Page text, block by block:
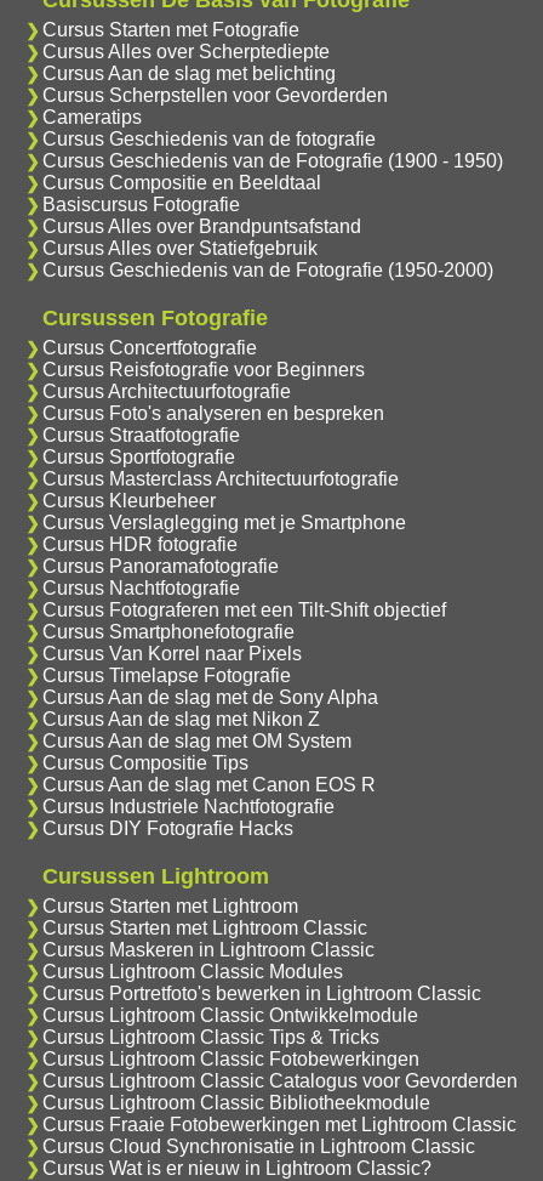
Cursus Starten met Fotografie
Cursus Alles over Scherptediepte
Cursus Aan de slag met belichting
Cursus Scherpstellen voor Gevorderden
Cameratips
Cursus Geschiedenis van de fotografie
Cursus Geschiedenis van de Fotografie (1900 - 1950)
Cursus Compositie en Beeldtaal
Basiscursus Fotografie
Cursus Alles over Brandpuntsafstand
Cursus Alles over Statiefgebruik
Cursus Geschiedenis van de Fotografie (1950-2000)
Cursussen Fotografie
Cursus Concertfotografie
Cursus Reisfotografie voor Beginners
Cursus Architectuurfotografie
Cursus Foto's analyseren en bespreken
Cursus Straatfotografie
Cursus Sportfotografie
Cursus Masterclass Architectuurfotografie
Cursus Kleurbeheer
Cursus Verslaglegging met je Smartphone
Cursus HDR fotografie
Cursus Panoramafotografie
Cursus Nachtfotografie
Cursus Fotograferen met een Tilt-Shift objectief
Cursus Smartphonefotografie
Cursus Van Korrel naar Pixels
Cursus Timelapse Fotografie
Cursus Aan de slag met de Sony Alpha
Cursus Aan de slag met Nikon Z
Cursus Aan de slag met OM System
Cursus Compositie Tips
Cursus Aan de slag met Canon EOS R
Cursus Industriele Nachtfotografie
Cursus DIY Fotografie Hacks
Cursussen Lightroom
Cursus Starten met Lightroom
Cursus Starten met Lightroom Classic
Cursus Maskeren in Lightroom Classic
Cursus Lightroom Classic Modules
Cursus Portretfoto's bewerken in Lightroom Classic
Cursus Lightroom Classic Ontwikkelmodule
Cursus Lightroom Classic Tips & Tricks
Cursus Lightroom Classic Fotobewerkingen
Cursus Lightroom Classic Catalogus voor Gevorderden
Cursus Lightroom Classic Bibliotheekmodule
Cursus Fraaie Fotobewerkingen met Lightroom Classic
Cursus Cloud Synchronisatie in Lightroom Classic
Cursus Wat is er nieuw in Lightroom Classic?